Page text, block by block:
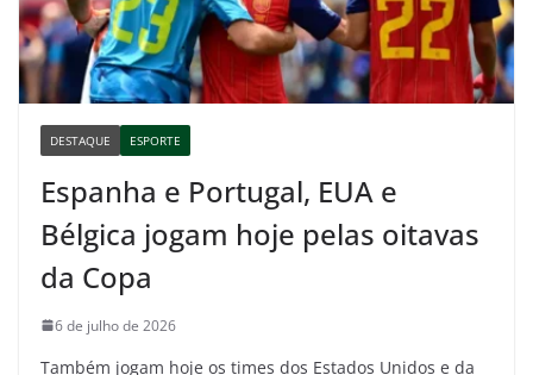
DESTAQUE ESPORTE
Espanha e Portugal, EUA e
Bélgica jogam hoje pelas oitavas
da Copa
6 de julho de 2026
Também jogam hoje os times dos Estados Unidos e da